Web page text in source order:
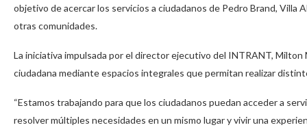
objetivo de acercar los servicios a ciudadanos de Pedro Brand, Villa
otras comunidades.
La iniciativa impulsada por el director ejecutivo del INTRANT,
ciudadana mediante espacios integrales que permitan realizar
“Estamos trabajando para que los ciudadanos puedan acceder a
resolver múltiples necesidades en un mismo lugar y vivir una